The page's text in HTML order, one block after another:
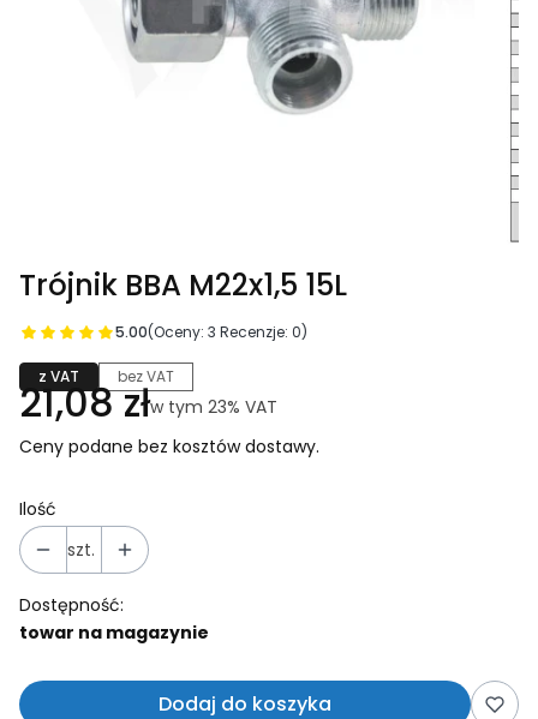
Trójnik BBA M22x1,5 15L
5.00(Oceny: 3 Recenzje: 0)
z VAT bez VAT
Cena
21,08 złw tym 23% VAT
w tym 23% VAT
Ceny podane bez kosztów dostawy.
Ilość
szt.
Dostępność:
towar na magazynie
Dodaj do koszyka